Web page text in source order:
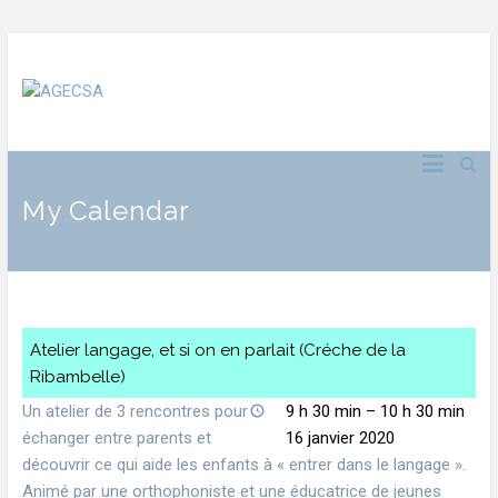
My Calendar
Atelier langage, et si on en parlait (Créche de la
Ribambelle)
9 h 30 min – 10 h 30 min
16 janvier 2020
Un atelier de 3 rencontres pour
échanger entre parents et
découvrir ce qui aide les enfants à « entrer dans le langage ».
Animé par une orthophoniste et une éducatrice de jeunes